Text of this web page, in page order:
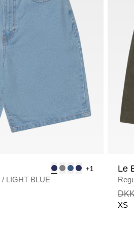
+1
/ LIGHT BLUE
Le
XS